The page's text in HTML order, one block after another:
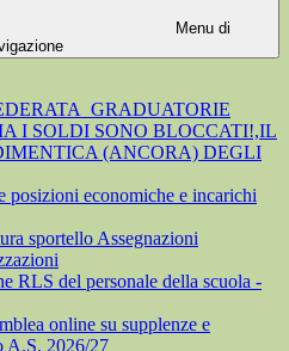
Menu di
I SOLDI SONO BLOCCATI!,IL
(ANCORA) DEGLI
economiche e incarichi
sportello Assegnazioni
RLS del personale della scuola -
online su supplenze e
A.S. 2026/27